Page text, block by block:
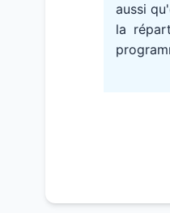
aussi
la